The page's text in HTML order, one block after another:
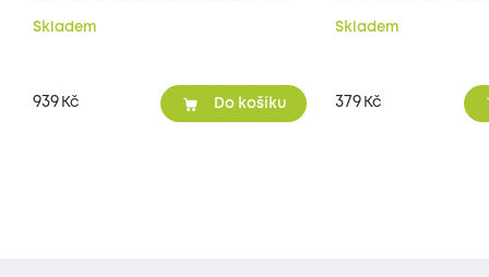
Skladem
939 Kč Do košíku
Skladem
379 Kč